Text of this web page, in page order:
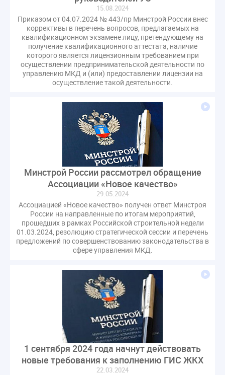
15.08.2024
Приказом от 04.07.2024 № 443/пр Минстрой России внес
коррективы в перечень вопросов, предлагаемых на
квалификационном экзамене лицу, претендующему на
получение квалификационного аттестата, наличие
которого является лицензионным требованием при
осуществлении предпринимательской деятельности по
управлению МКД и (или) предоставлении лицензии на
осуществление такой деятельности.
Минстрой России рассмотрел обращение
Ассоциации «Новое качество»
29.05.2024
Ассоциацией «Новое качество» получен ответ Минстроя
России на направленные по итогам мероприятий,
прошедших в рамках Российской строительной недели
01.03.2024, резолюцию стратегической сессии и перечень
предложений по совершенствованию законодательства в
сфере управления МКД.
1 сентября 2024 года начнут действовать
новые требования к заполнению ГИС ЖКХ
22.03.2024